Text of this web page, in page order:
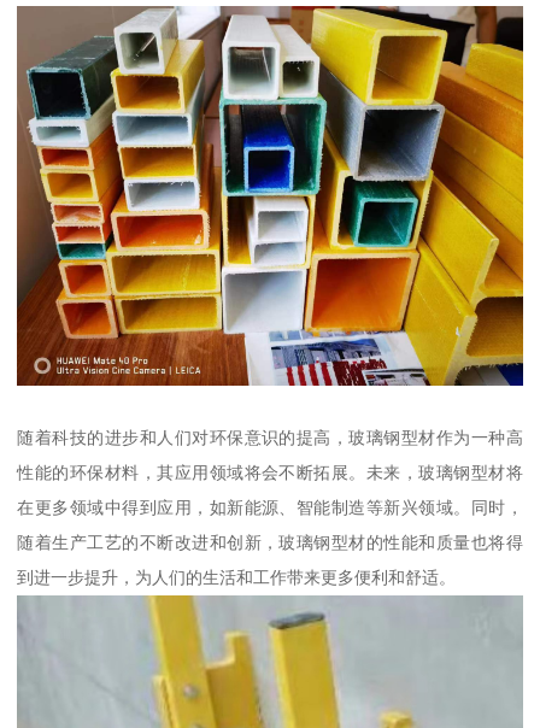
随着科技的进步和人们对环保意识的提高，玻璃钢型材作为一种高
性能的环保材料，其应用领域将会不断拓展。未来，玻璃钢型材将
在更多领域中得到应用，如新能源、智能制造等新兴领域。同时，
随着生产工艺的不断改进和创新，玻璃钢型材的性能和质量也将得
到进一步提升，为人们的生活和工作带来更多便利和舒适。